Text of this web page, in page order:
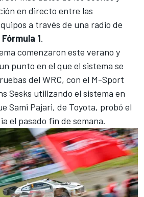
en directo entre las
a través de una radio de
Fórmula 1.
comenzaron este verano y
punto en el que el sistema se
del WRC, con el M-Sport
Sesks utilizando el sistema en
Sami Pajari, de Toyota, probó el
el pasado fin de semana.